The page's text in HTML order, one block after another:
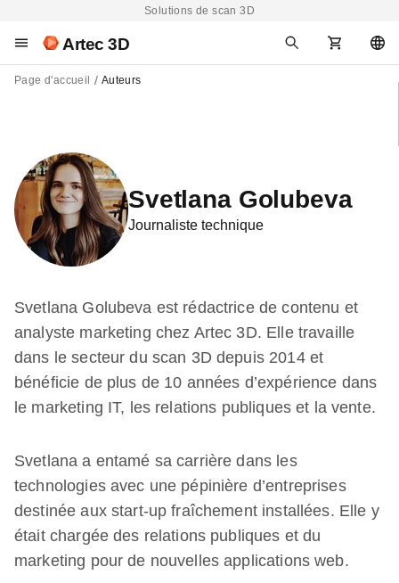
Solutions de scan 3D
Artec 3D
Page d'accueil Auteurs
Svetlana Golubeva
Journaliste technique
Svetlana Golubeva est rédactrice de contenu et
analyste marketing chez Artec 3D. Elle travaille
dans le secteur du scan 3D depuis 2014 et
bénéficie de plus de 10 années d’expérience dans
le marketing IT, les relations publiques et la vente.
Svetlana a entamé sa carrière dans les
technologies avec une pépinière d’entreprises
destinée aux start-up fraîchement installées. Elle y
était chargée des relations publiques et du
marketing pour de nouvelles applications web.